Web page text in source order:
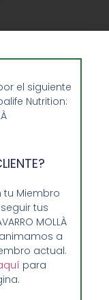
50g
el siguiente
Nutrition:
tu Miembro
tus
MOLLÀ
a
actual.
para